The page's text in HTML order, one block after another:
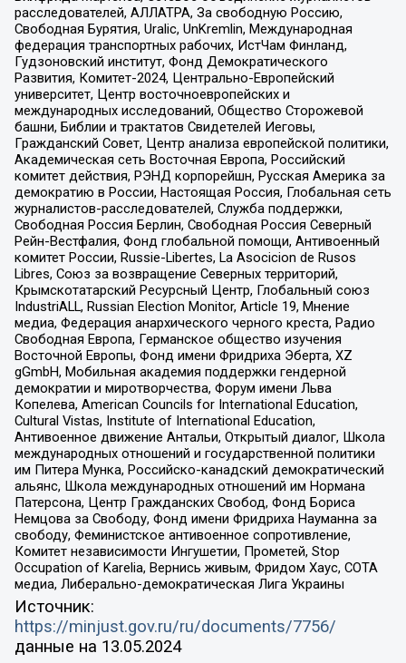
расследователей, АЛЛАТРА, За свободную Россию,
Свободная Бурятия, Uralic, UnKremlin, Международная
федерация транспортных рабочих, ИстЧам Финланд,
Гудзоновский институт, Фонд Демократического
Развития, Комитет-2024, Центрально-Европейский
университет, Центр восточноевропейских и
международных исследований, Общество Сторожевой
башни, Библии и трактатов Свидетелей Иеговы,
Гражданский Совет, Центр анализа европейской политики,
Академическая сеть Восточная Европа, Российский
комитет действия, РЭНД корпорейшн, Русская Америка за
демократию в России, Настоящая Россия, Глобальная сеть
журналистов-расследователей, Служба поддержки,
Свободная Россия Берлин, Свободная Россия Северный
Рейн-Вестфалия, Фонд глобальной помощи, Антивоенный
комитет России, Russie-Libertes, La Asocicion de Rusos
Libres, Союз за возвращение Северных территорий,
Крымскотатарский Ресурсный Центр, Глобальный союз
IndustriALL, Russian Election Monitor, Article 19, Мнение
медиа, Федерация анархического черного креста, Радио
Свободная Европа, Германское общество изучения
Восточной Европы, Фонд имени Фридриха Эберта, XZ
gGmbH, Мобильная академия поддержки гендерной
демократии и миротворчества, Форум имени Льва
Копелева, American Councils for International Education,
Cultural Vistas, Institute of International Education,
Антивоенное движение Антальи, Открытый диалог, Школа
международных отношений и государственной политики
им Питера Мунка, Российско-канадский демократический
альянс, Школа международных отношений им Нормана
Патерсона, Центр Гражданских Свобод, Фонд Бориса
Немцова за Свободу, Фонд имени Фридриха Науманна за
свободу, Феминистское антивоенное сопротивление,
Комитет независимости Ингушетии, Прометей, Stop
Occupation of Karelia, Вернись живым, Фридом Хаус, СОТА
медиа, Либерально-демократическая Лига Украины
Источник:
https://minjust.gov.ru/ru/documents/7756/
данные на 13.05.2024